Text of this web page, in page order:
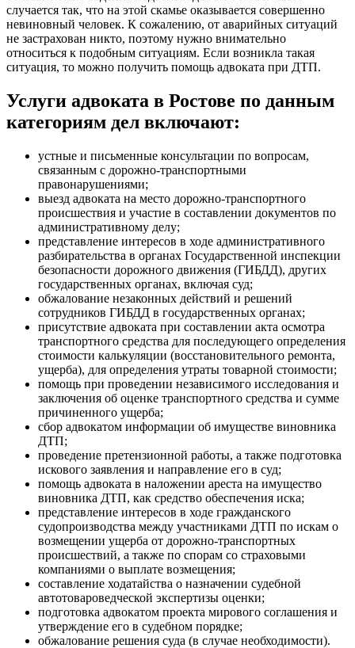
случается так, что на этой скамье оказывается совершенно
невиновный человек. К сожалению, от аварийных ситуаций
не застрахован никто, поэтому нужно внимательно
относиться к подобным ситуациям. Если возникла такая
ситуация, то можно получить помощь адвоката при ДТП.
Услуги адвоката в Ростове по данным
категориям дел включают:
устные и письменные консультации по вопросам,
связанным с дорожно-транспортными
правонарушениями;
выезд адвоката на место дорожно-транспортного
происшествия и участие в составлении документов по
административному делу;
представление интересов в ходе административного
разбирательства в органах Государственной инспекции
безопасности дорожного движения (ГИБДД), других
государственных органах, включая суд;
обжалование незаконных действий и решений
сотрудников ГИБДД в государственных органах;
присутствие адвоката при составлении акта осмотра
транспортного средства для последующего определения
стоимости калькуляции (восстановительного ремонта,
ущерба), для определения утраты товарной стоимости;
помощь при проведении независимого исследования и
заключения об оценке транспортного средства и сумме
причиненного ущерба;
сбор адвокатом информации об имуществе виновника
ДТП;
проведение претензионной работы, а также подготовка
искового заявления и направление его в суд;
помощь адвоката в наложении ареста на имущество
виновника ДТП, как средство обеспечения иска;
представление интересов в ходе гражданского
судопроизводства между участниками ДТП по искам о
возмещении ущерба от дорожно-транспортных
происшествий, а также по спорам со страховыми
компаниями о выплате возмещения;
составление ходатайства о назначении судебной
автотовароведческой экспертизы оценки;
подготовка адвокатом проекта мирового соглашения и
утверждение его в судебном порядке;
обжалование решения суда (в случае необходимости).